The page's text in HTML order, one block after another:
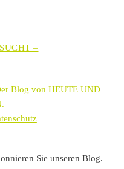
–
Blog von HEUTE UND
Sie unseren Blog.